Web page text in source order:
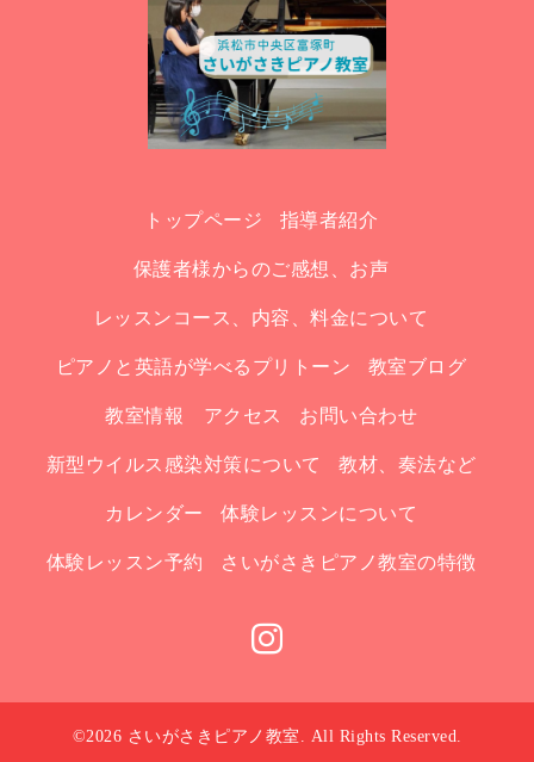
トップページ 指導者紹介
保護者様からのご感想、お声
レッスンコース、内容、料金について
ピアノと英語が学べるプリトーン 教室ブログ
教室情報 アクセス お問い合わせ
新型ウイルス感染対策について 教材、奏法など
カレンダー 体験レッスンについて
体験レッスン予約 さいがさきピアノ教室の特徴
©2026 さいがさきピアノ教室 . All Rights Reserved.